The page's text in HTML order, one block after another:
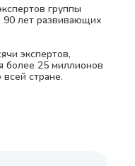
группы
90 лет развивающих
экспертов,
более 25 миллионов
стране.